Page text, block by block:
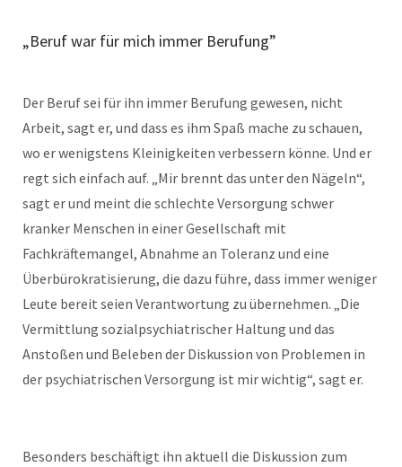
„Beruf war für mich immer Berufung”
Der Beruf sei für ihn immer Berufung gewesen, nicht
Arbeit, sagt er, und dass es ihm Spaß mache zu schauen,
wo er wenigstens Kleinigkeiten verbessern könne. Und er
regt sich einfach auf. „Mir brennt das unter den Nägeln“,
sagt er und meint die schlechte Versorgung schwer
kranker Menschen in einer Gesellschaft mit
Fachkräftemangel, Abnahme an Toleranz und eine
Überbürokratisierung, die dazu führe, dass immer weniger
Leute bereit seien Verantwortung zu übernehmen. „Die
Vermittlung sozialpsychiatrischer Haltung und das
Anstoßen und Beleben der Diskussion von Problemen in
der psychiatrischen Versorgung ist mir wichtig“, sagt er.
Besonders beschäftigt ihn aktuell die Diskussion zum